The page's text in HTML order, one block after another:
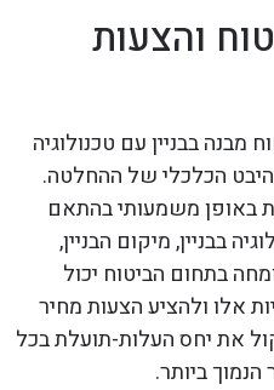
והצעות
בבניין עם טכנולוגיה
הכלכלי של ההחלטה.
באופן משמעותי בהתאם
בבניין, מיקום הבניין,
בתחום הביטוח יכול
אלו ולהציע הצעות מחיר
את יחס העלות-תועלת בכל
ביותר.